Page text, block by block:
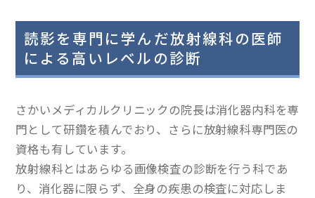
読影を専門に学んだ放射線科の医師
による高いレベルの診断
さかいメディカルクリニックの院長は消化器内科を専
門として研鑽を積んでおり、さらに放射線科専門医の
資格も有しています。
放射線科とはあらゆる画像検査の診断を行う科であ
り、消化器に限らず、全身の疾患の検査に対応しま